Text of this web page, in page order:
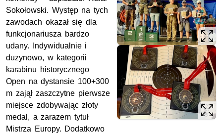
Sokołowski. Występ na tych
zawodach okazał się dla
funkcjonariusza bardzo
udany. Indywidualnie i
duzynowo, w kategorii
karabinu historycznego
Open na dystansie 100+300
m zajął zaszczytne pierwsze
miejsce zdobywając złoty
medal, a zarazem tytuł
Mistrza Europy. Dodatkowo